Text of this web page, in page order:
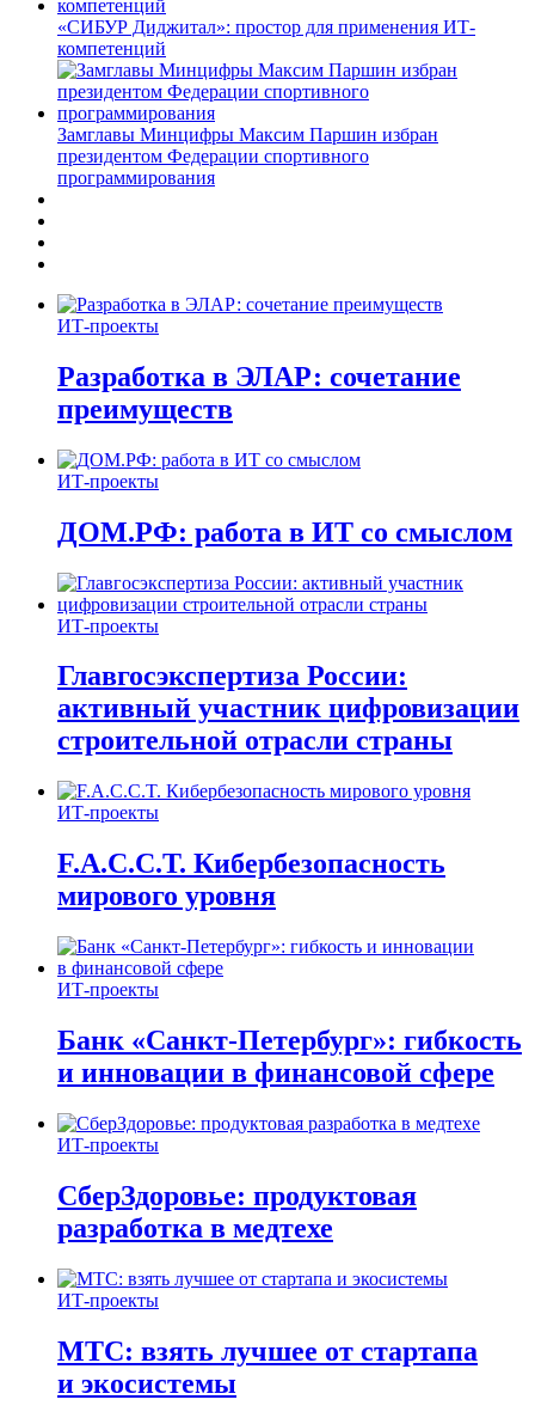
«СИБУР Диджитал»: простор для применения ИТ-
компетенций
Замглавы Минцифры Максим Паршин избран
президентом Федерации спортивного
программирования
ИТ-проекты
Разработка в ЭЛАР: сочетание
преимуществ
ИТ-проекты
ДОМ.РФ: работа в ИТ со смыслом
ИТ-проекты
Главгосэкспертиза России:
активный участник цифровизации
строительной отрасли страны
ИТ-проекты
F.A.C.C.T. Кибербезопасность
мирового уровня
ИТ-проекты
Банк «Санкт-Петербург»: гибкость
и инновации в финансовой сфере
ИТ-проекты
СберЗдоровье: продуктовая
разработка в медтехе
ИТ-проекты
МТС: взять лучшее от стартапа
и экосистемы